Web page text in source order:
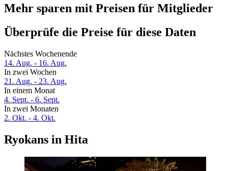
Mehr sparen mit Preisen für Mitglieder
Überprüfe die Preise für diese Daten
Nächstes Wochenende
14. Aug. - 16. Aug.
In zwei Wochen
21. Aug. - 23. Aug.
In einem Monat
4. Sept. - 6. Sept.
In zwei Monaten
2. Okt. - 4. Okt.
Ryokans in Hita